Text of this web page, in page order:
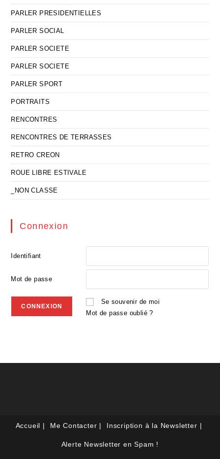
PARLER PRESIDENTIELLES
PARLER SOCIAL
PARLER SOCIETE
PARLER SOCIETE
PARLER SPORT
PORTRAITS
RENCONTRES
RENCONTRES DE TERRASSES
RETRO CREON
ROUE LIBRE ESTIVALE
_NON CLASSE
Connexion
Identifiant
Mot de passe
Se souvenir de moi
Mot de passe oublié ?
Accueil Me Contacter Inscription à la Newsletter
Alerte Newsletter en Spam !